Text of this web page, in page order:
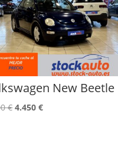
New Beetle
€El
4.450€El